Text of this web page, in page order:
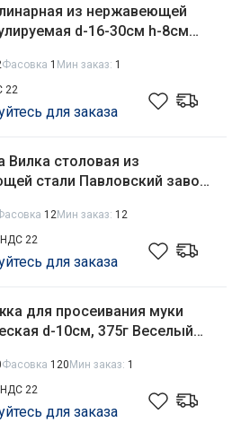
из нержавеющей
d-16-30см h-8см
Фасовка 1 Мин заказ: 1
22
для заказа
Вилка столовая из
стали Павловский завод
12Мин заказ: 12
НДС 22
для заказа
для просеивания муки
d-10см, 375г Веселый
Фасовка 120 Мин заказ: 1
НДС 22
для заказа